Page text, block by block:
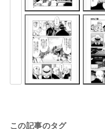
この記事のタグ